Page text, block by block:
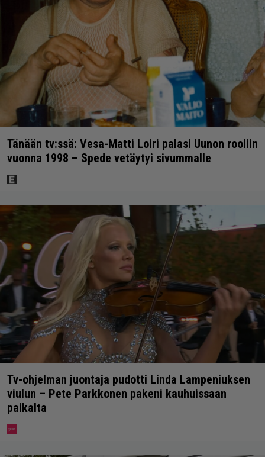
Tänään tv:ssä: Vesa-Matti Loiri palasi Uunon rooliin
vuonna 1998 – Spede vetäytyi sivummalle
Tv-ohjelman juontaja pudotti Linda Lampeniuksen
viulun – Pete Parkkonen pakeni kauhuissaan
paikalta